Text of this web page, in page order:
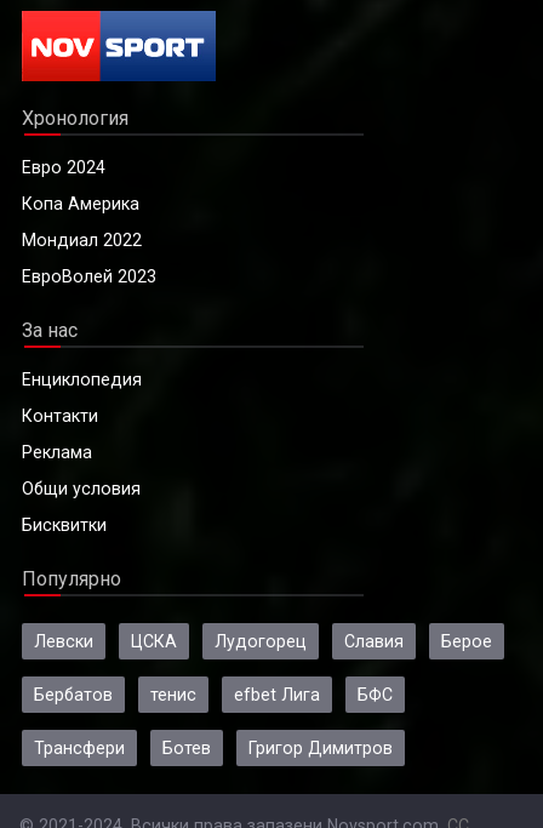
Хронология
Евро 2024
Копа Америка
Мондиал 2022
ЕвроВолей 2023
За нас
Енциклопедия
Контакти
Реклама
Общи условия
Бисквитки
Популярно
Левски ЦСКА Лудогорец Славия Берое
Бербатов тенис efbet Лига БФС
Трансфери Ботев Григор Димитров